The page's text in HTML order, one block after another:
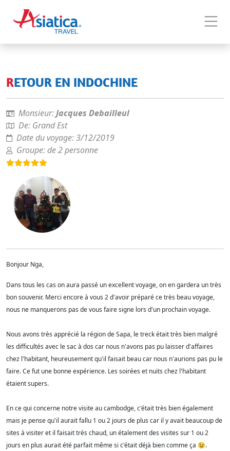
RETOUR EN INDOCHINE
Monsieur:Jacques Debailleul
De: Grand Est
Date du voyage:3/12/2019
Groupe:de 2 personne
Bonjour Nga,
Dans tous les cas on aura passé un excellent voyage, on en gardera un très
bon souvenir. Merci encore à vous 2 d'avoir préparé ce très beau voyage,
nous ne manquerons pas de vous faire signe lors d'un prochain voyage.
Nous avons très apprécié la région de Sapa, le treck était très bien malgré
les difficultés avec le sac à dos car nous n'avons pas pu laisser d'affaires
chez l'habitant, heureusement qu'il faisait beau car nous n'aurions pas pu le
faire. Ce fut une bonne expérience. Les soirées et nuits chez l'habitant
étaient supers.
En ce qui concerne notre visite au cambodge, c'était très bien également
mais je pense qu'il aurait fallu 1 ou 2 jours de plus car il y avait beaucoup de
sites à visiter et il faisait très chaud, un étalement des visites sur 1 ou 2
jours en plus aurait été parfait même si c'était déjà bien comme ça 😉.